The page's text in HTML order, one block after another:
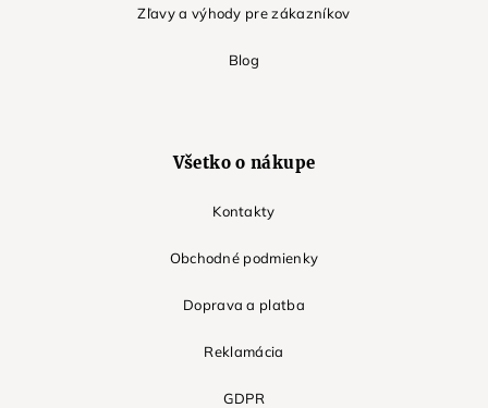
Zľavy a výhody pre zákazníkov
Blog
Všetko o nákupe
Kontakty
Obchodné podmienky
Doprava a platba
Reklamácia
GDPR